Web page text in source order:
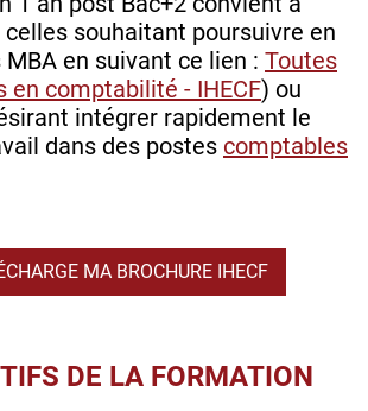
souhaitant poursuivre en
en suivant ce lien : Toutes
en comptabilité - IHECF) ou
intégrer rapidement le
dans des postes comptables
MA BROCHURE IHECF
DE LA FORMATION